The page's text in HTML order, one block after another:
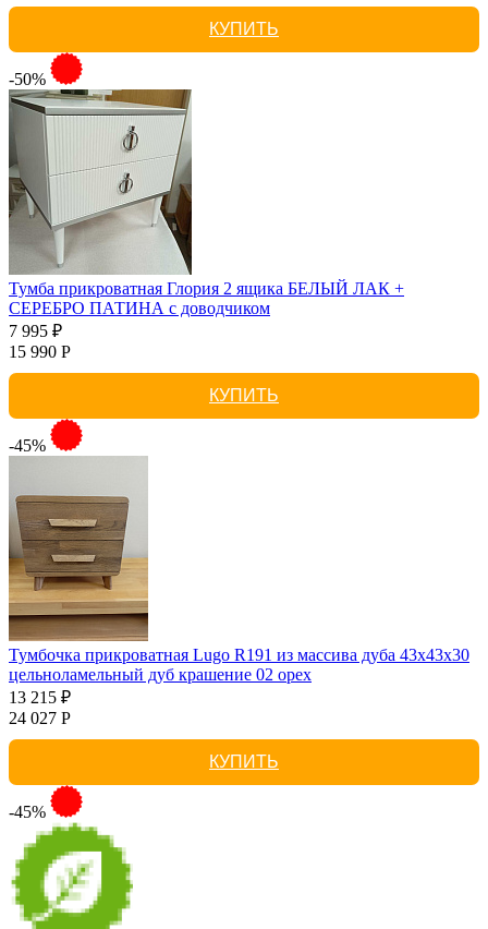
КУПИТЬ
-50%
Тумба прикроватная Глория 2 ящика БЕЛЫЙ ЛАК +
СЕРЕБРО ПАТИНА с доводчиком
7 995 ₽
15 990 Р
КУПИТЬ
-45%
Тумбочка прикроватная Lugo R191 из массива дуба 43х43х30
цельноламельный дуб крашение 02 орех
13 215 ₽
24 027 Р
КУПИТЬ
-45%